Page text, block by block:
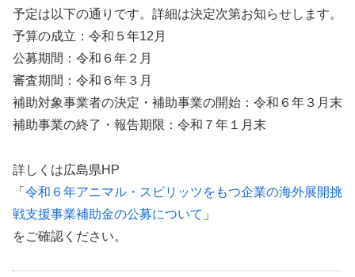
予定は以下の通りです。詳細は決定次第お知らせします。
予算の成立：令和５年12月
公募期間：令和６年２月
審査期間：令和６年３月
補助対象事業者の決定・補助事業の開始：令和６年３月末
補助事業の終了・報告期限：令和７年１月末
詳しくは広島県HP
「 令和６年アニマル・スピリッツをもつ企業の海外展開挑
戦支援事業補助金の公募について 」
をご確認ください。